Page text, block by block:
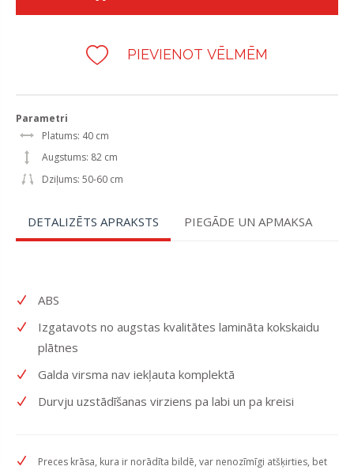
PIEVIENOT VĒLMĒM
Parametri
Platums: 40 cm
Augstums: 82 cm
Dziļums: 50-60 cm
DETALIZĒTS APRAKSTS PIEGĀDE UN APMAKSA
ABS
Izgatavots no augstas kvalitātes lamināta kokskaidu
plātnes
Galda virsma nav iekļauta komplektā
Durvju uzstādīšanas virziens pa labi un pa kreisi
Preces krāsa, kura ir norādīta bildē, var nenozīmīgi atšķirties, bet